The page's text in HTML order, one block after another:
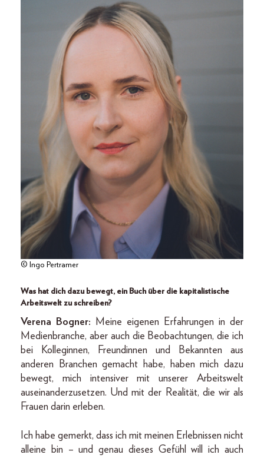
© Ingo Pertramer
Was hat dich dazu bewegt, ein Buch über die kapitalistische
Arbeitswelt zu schreiben?
Verena Bogner: Meine eigenen Erfahrungen in der
Medienbranche, aber auch die Beobachtungen, die ich
bei Kolleginnen, Freundinnen und Bekannten aus
anderen Branchen gemacht habe, haben mich dazu
bewegt, mich intensiver mit unserer Arbeitswelt
auseinanderzusetzen. Und mit der Realität, die wir als
Frauen darin erleben.
Ich habe gemerkt, dass ich mit meinen Erlebnissen nicht
alleine bin – und genau dieses Gefühl will ich auch